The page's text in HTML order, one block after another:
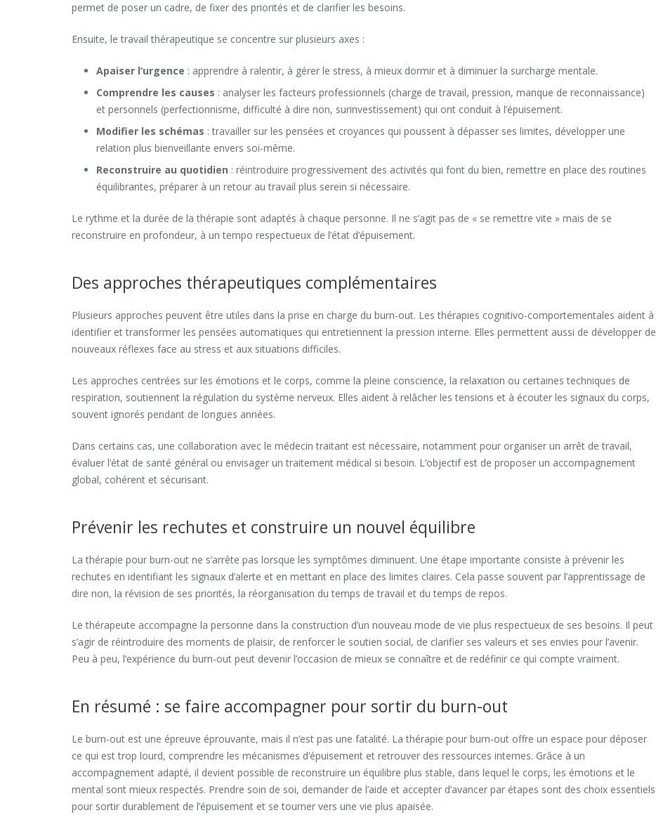
permet de poser un cadre, de fixer des priorités et de clarifier les besoins.
Ensuite, le travail thérapeutique se concentre sur plusieurs axes :
Apaiser l’urgence : apprendre à ralentir, à gérer le stress, à mieux dormir et à diminuer la surcharge mentale.
Comprendre les causes : analyser les facteurs professionnels (charge de travail, pression, manque de reconnaissance)
et personnels (perfectionnisme, difficulté à dire non, surinvestissement) qui ont conduit à l’épuisement.
Modifier les schémas : travailler sur les pensées et croyances qui poussent à dépasser ses limites, développer une
relation plus bienveillante envers soi-même.
Reconstruire au quotidien : réintroduire progressivement des activités qui font du bien, remettre en place des routines
équilibrantes, préparer à un retour au travail plus serein si nécessaire.
Le rythme et la durée de la thérapie sont adaptés à chaque personne. Il ne s’agit pas de « se remettre vite » mais de se
reconstruire en profondeur, à un tempo respectueux de l’état d’épuisement.
Des approches thérapeutiques complémentaires
Plusieurs approches peuvent être utiles dans la prise en charge du burn-out. Les thérapies cognitivo-comportementales aident à
identifier et transformer les pensées automatiques qui entretiennent la pression interne. Elles permettent aussi de développer de
nouveaux réflexes face au stress et aux situations difficiles.
Les approches centrées sur les émotions et le corps, comme la pleine conscience, la relaxation ou certaines techniques de
respiration, soutiennent la régulation du système nerveux. Elles aident à relâcher les tensions et à écouter les signaux du corps,
souvent ignorés pendant de longues années.
Dans certains cas, une collaboration avec le médecin traitant est nécessaire, notamment pour organiser un arrêt de travail,
évaluer l’état de santé général ou envisager un traitement médical si besoin. L’objectif est de proposer un accompagnement
global, cohérent et sécurisant.
Prévenir les rechutes et construire un nouvel équilibre
La thérapie pour burn-out ne s’arrête pas lorsque les symptômes diminuent. Une étape importante consiste à prévenir les
rechutes en identifiant les signaux d’alerte et en mettant en place des limites claires. Cela passe souvent par l’apprentissage de
dire non, la révision de ses priorités, la réorganisation du temps de travail et du temps de repos.
Le thérapeute accompagne la personne dans la construction d’un nouveau mode de vie plus respectueux de ses besoins. Il peut
s’agir de réintroduire des moments de plaisir, de renforcer le soutien social, de clarifier ses valeurs et ses envies pour l’avenir.
Peu à peu, l’expérience du burn-out peut devenir l’occasion de mieux se connaître et de redéfinir ce qui compte vraiment.
En résumé : se faire accompagner pour sortir du burn-out
Le burn-out est une épreuve éprouvante, mais il n’est pas une fatalité. La thérapie pour burn-out offre un espace pour déposer
ce qui est trop lourd, comprendre les mécanismes d’épuisement et retrouver des ressources internes. Grâce à un
accompagnement adapté, il devient possible de reconstruire un équilibre plus stable, dans lequel le corps, les émotions et le
mental sont mieux respectés. Prendre soin de soi, demander de l’aide et accepter d’avancer par étapes sont des choix essentiels
pour sortir durablement de l’épuisement et se tourner vers une vie plus apaisée.